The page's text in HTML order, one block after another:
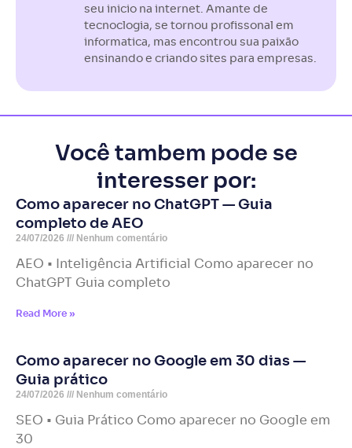
seu inicio na internet. Amante de
tecnoclogia, se tornou profissonal em
informatica, mas encontrou sua paixão
ensinando e criando sites para empresas.
Você tambem pode se
interesser por:
Como aparecer no ChatGPT — Guia
completo de AEO
24/07/2026 Nenhum comentário
AEO • Inteligência Artificial Como aparecer no
ChatGPT Guia completo
Read More »
Como aparecer no Google em 30 dias —
Guia prático
24/07/2026 Nenhum comentário
SEO • Guia Prático Como aparecer no Google em
30